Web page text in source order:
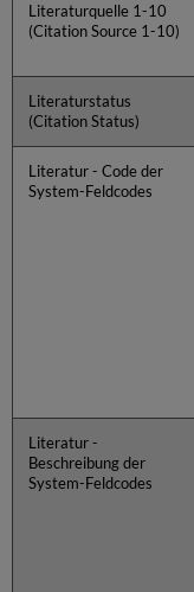
Literaturquelle 1-10
(Citation Source 1-10)
Literaturstatus
(Citation Status)
Literatur - Code der
System-Feldcodes
Literatur -
Beschreibung der
System-Feldcodes